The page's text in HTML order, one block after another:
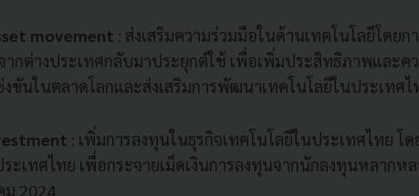
movement : ส่งเสริมความร่วมมือในด้านเทคโนโลยีโดย
ากต่างประเทศกลับมาประยุกต์ใช้ เพื่อเพิ่มประสิทธิภาพและค
งขันในตลาดโลกและส่งเสริมการพัฒนาเทคโนโลยีในประเทศ
: เพิ่มการลงทุนในธุรกิจเทคโนโลยีในประเทศไทย โ
ระเทศไทย เพื่อกระจายเม็ดเงินการลงทุนจากนักลงทุนหลากห
ม 2024